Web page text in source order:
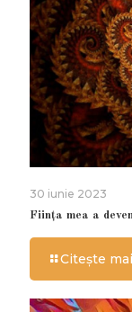
30 iunie 2023
Ființa mea a
Citește